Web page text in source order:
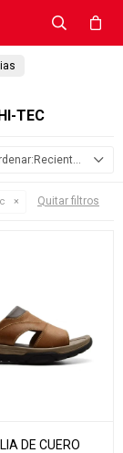
TEC
Recientes
Quitar filtros
DE CUERO